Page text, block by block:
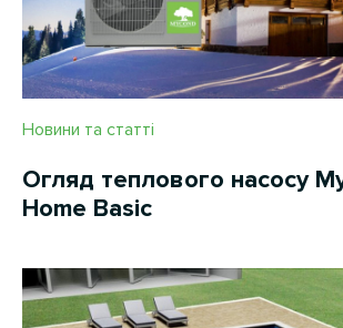
Новини та статті
Огляд теплового насосу
Home Basic